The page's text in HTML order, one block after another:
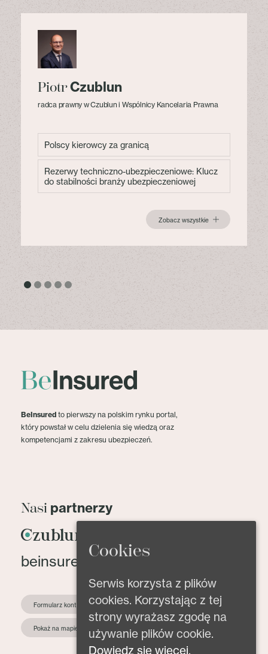
PiotrCzublun
radca prawny w Czublun i Wspólnicy Kancelaria Prawna
Polscy kierowcy za granicą
Rezerwy techniczno-ubezpieczeniowe: Klucz
do stabilności branży ubezpieczeniowej
Zobacz wszystkie
BeInsured to pierwszy na polskim rynku portal,
który powstał w celu dzielenia się wiedzą oraz
kompetencjami z zakresu ubezpieczeń.
Nasi partnerzy
beinsured@beinsured.pl
Formularz kontaktowy
Pokaż na mapie
Cookies
Serwis korzysta z plików
cookies. Korzystając z tej
strony wyrażasz zgodę na
używanie plików cookie.
Dowiedz się więcej.